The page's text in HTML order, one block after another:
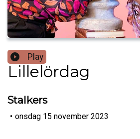
Play
Lillelördag
Stalkers
• onsdag 15 november 2023